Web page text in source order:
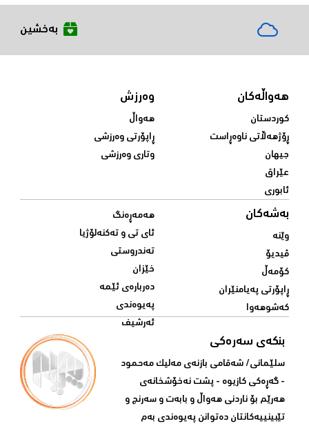
بەخشین
هەواڵەکان
کوردستان
ڕۆژهەڵاتی ناوەڕاست
جیهان
عێراق
ئابوری
وەرزش
هەواڵ
ڕاپۆرتی وەرزشی
وتاری وەرزشی
بەشەکان
وێنە
ڤیدیۆ
کۆمەڵ
ڕاپۆرتی پەیامنێران
کەشوهەوا
هەمەڕەنگ
ئای تی و تەکنەلۆژیا
تەندروستی
خێزان
دەربارەی ئێمە
پەیوەندی
ئەرشیف
بنکەی سەرەکی
سلێمانی/ شه‌قامی بازنه‌ی مه‌لیک مه‌حمود
- گه‌ڕه‌کی کازیوه‌ - پشت نه‌خۆشخانه‌ی‌
هه‌رێم بۆ ناردنی‌ هه‌واڵ و بابه‌ت و سه‌رنج و
تێبینییه‌كانتان ده‌توانن په‌یوه‌ندی‌ به‌م